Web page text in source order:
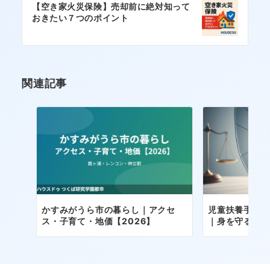
ー
シ
ン
【空き家火災保険】売却前に絶対知って
おきたい７つのポイント
関連記事
かすみがうら市の暮らし｜アクセ
ス・子育て・地価【2026】
児童扶養手当
｜身を守る法